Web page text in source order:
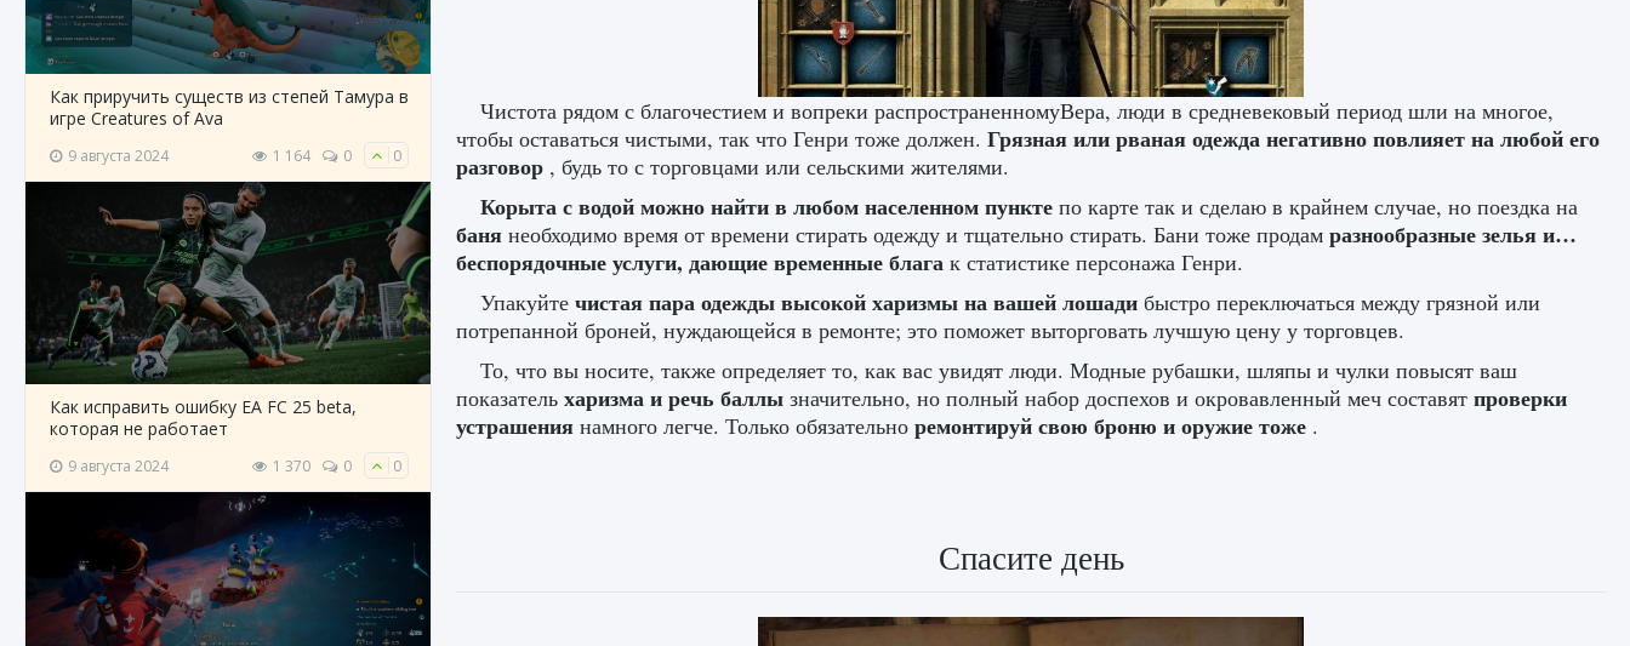
Как приручить существ из степей Тамура в
игре Creatures of Ava
9 августа 2024 1 164 0 0
Как исправить ошибку EA FC 25 beta,
которая не работает
9 августа 2024 1 370 0 0
Чистота рядом с благочестием и вопреки распространенномуВера, люди в средневековый период шли на многое,
чтобы оставаться чистыми, так что Генри тоже должен. Грязная или рваная одежда негативно повлияет на любой его
разговор , будь то с торговцами или сельскими жителями.
Корыта с водой можно найти в любом населенном пункте по карте так и сделаю в крайнем случае, но поездка на
баня необходимо время от времени стирать одежду и тщательно стирать. Бани тоже продам разнообразные зелья и…
беспорядочные услуги, дающие временные блага к статистике персонажа Генри.
Упакуйте чистая пара одежды высокой харизмы на вашей лошади быстро переключаться между грязной или
потрепанной броней, нуждающейся в ремонте; это поможет выторговать лучшую цену у торговцев.
То, что вы носите, также определяет то, как вас увидят люди. Модные рубашки, шляпы и чулки повысят ваш
показатель харизма и речь баллы значительно, но полный набор доспехов и окровавленный меч составят проверки
устрашения намного легче. Только обязательно ремонтируй свою броню и оружие тоже .
Спасите день